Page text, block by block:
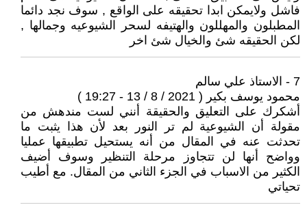
فاشل ولايمكن ابدا تحقيقه على الواقع , سوف نجد دائما
المطبلون والمهللون والهتيفه لسحر الشيوعيه وجمالها ,
لكن الحقيقه شئ والخيال شئ اخر
7 - الاستاذ علي سالم
محمود يوسف بكير ( 2021 / 8 / 13 - 19:27 )
أشكرك على التعليق والحقيقة أنني لست مندهش من
مقولة أن الشيوعية لم تر النور بعد لأن هذا يثبت ما
تحدثت عنه في المقال من أنه يستحيل تطبيقها عمليا
وواضح أنها لن تتجاوز مرحلة التنظير وسوف أضيف
الكثير من الاسباب في الجزء الثاني من المقال. مع أطيب
تحياتي